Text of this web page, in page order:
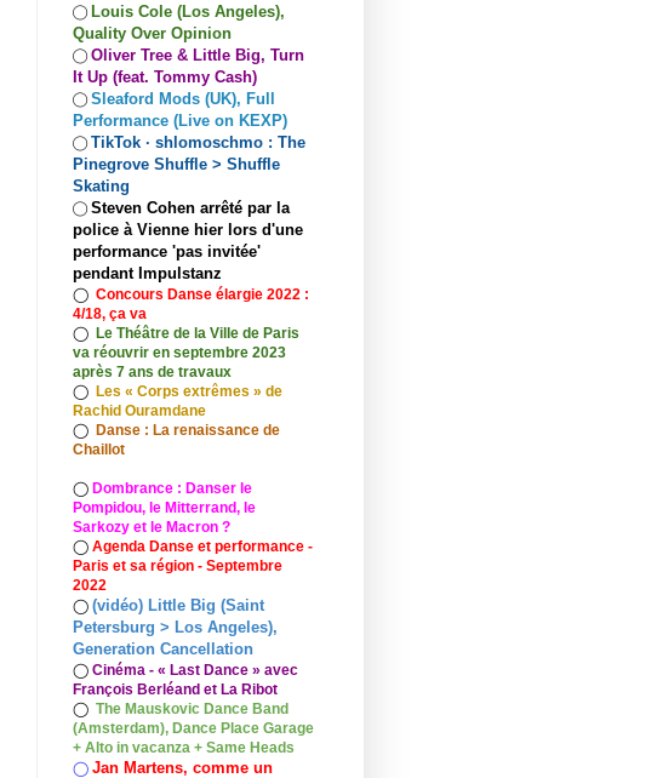
◯ Louis Cole (Los Angeles),
Quality Over Opinion
◯ Oliver Tree & Little Big, Turn
It Up (feat. Tommy Cash)
◯ Sleaford Mods (UK), Full
Performance (Live on KEXP)
◯ TikTok · shlomoschmo : The
Pinegrove Shuffle > Shuffle
Skating
◯ Steven Cohen arrêté par la
police à Vienne hier lors d'une
performance 'pas invitée'
pendant Impulstanz
◯ Concours Danse élargie 2022 :
4/18, ça va
◯ Le Théâtre de la Ville de Paris
va réouvrir en septembre 2023
après 7 ans de travaux
◯ Les « Corps extrêmes » de
Rachid Ouramdane
◯ Danse : La renaissance de
Chaillot
◯ Dombrance : Danser le
Pompidou, le Mitterrand, le
Sarkozy et le Macron ?
◯ Agenda Danse et performance -
Paris et sa région - Septembre
2022
◯ (vidéo) Little Big (Saint
Petersburg > Los Angeles),
Generation Cancellation
◯ Cinéma - « Last Dance » avec
François Berléand et La Ribot
◯ The Mauskovic Dance Band
(Amsterdam), Dance Place Garage
+ Alto in vacanza + Same Heads
◯ Jan Martens, comme un